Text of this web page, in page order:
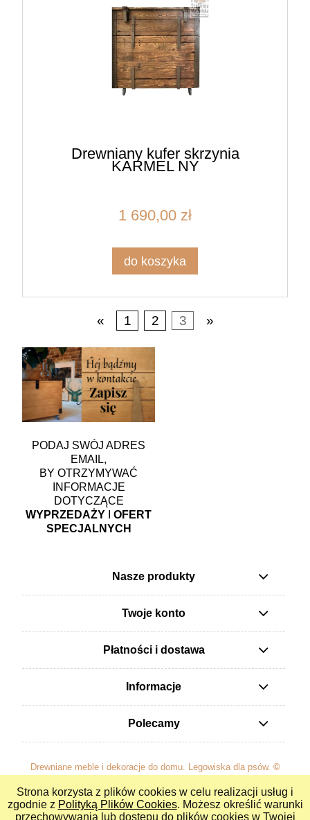
Strona korzysta z plików cookies w celu realizacji usług i
zgodnie z Polityką Plików Cookies. Możesz określić warunki
przechowywania lub dostępu do plików cookies w Twojej
Drewniany kufer skrzynia
KARMEL NY
1 690,00 zł
do koszyka
« 1 2 3 »
PODAJ SWÓJ ADRES
EMAIL,
BY OTRZYMYWAĆ
INFORMACJE
DOTYCZĄCE
WYPRZEDAŻY
OFERT
SPECJALNYCH
Nasze produkty
Twoje konto
Płatności i dostawa
Informacje
Polecamy
Drewniane meble i dekoracje do domu. Legowiska dla psów. ©
zastrzeżone.